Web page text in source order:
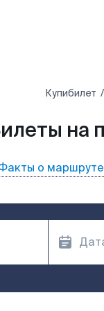
Купибилет
на
о маршруте